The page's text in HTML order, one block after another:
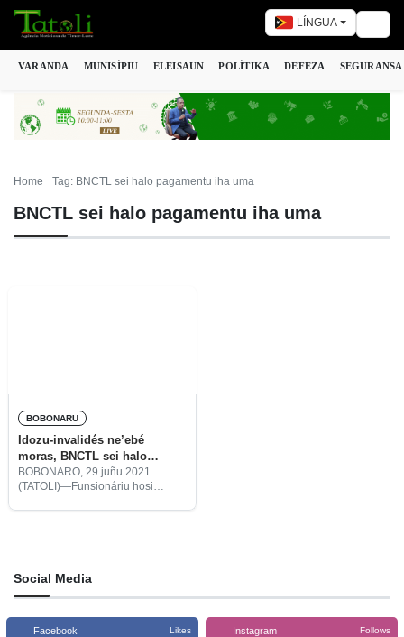
LÍNGUA
VARANDA MUNISÍPIU ELEISAUN POLÍTIKA DEFEZA SEGURANSA
Home Tag: BNCTL sei halo pagamentu iha uma
BNCTL sei halo pagamentu iha uma
BOBONARU
Idozu-invalidés ne’ebé
moras, BNCTL sei halo
pagamentu iha uma
BOBONARO, 29 juñu 2021
(TATOLI)—Funsionáriu hosi
uma.
Social Media
Facebook Likes Instagram Follows